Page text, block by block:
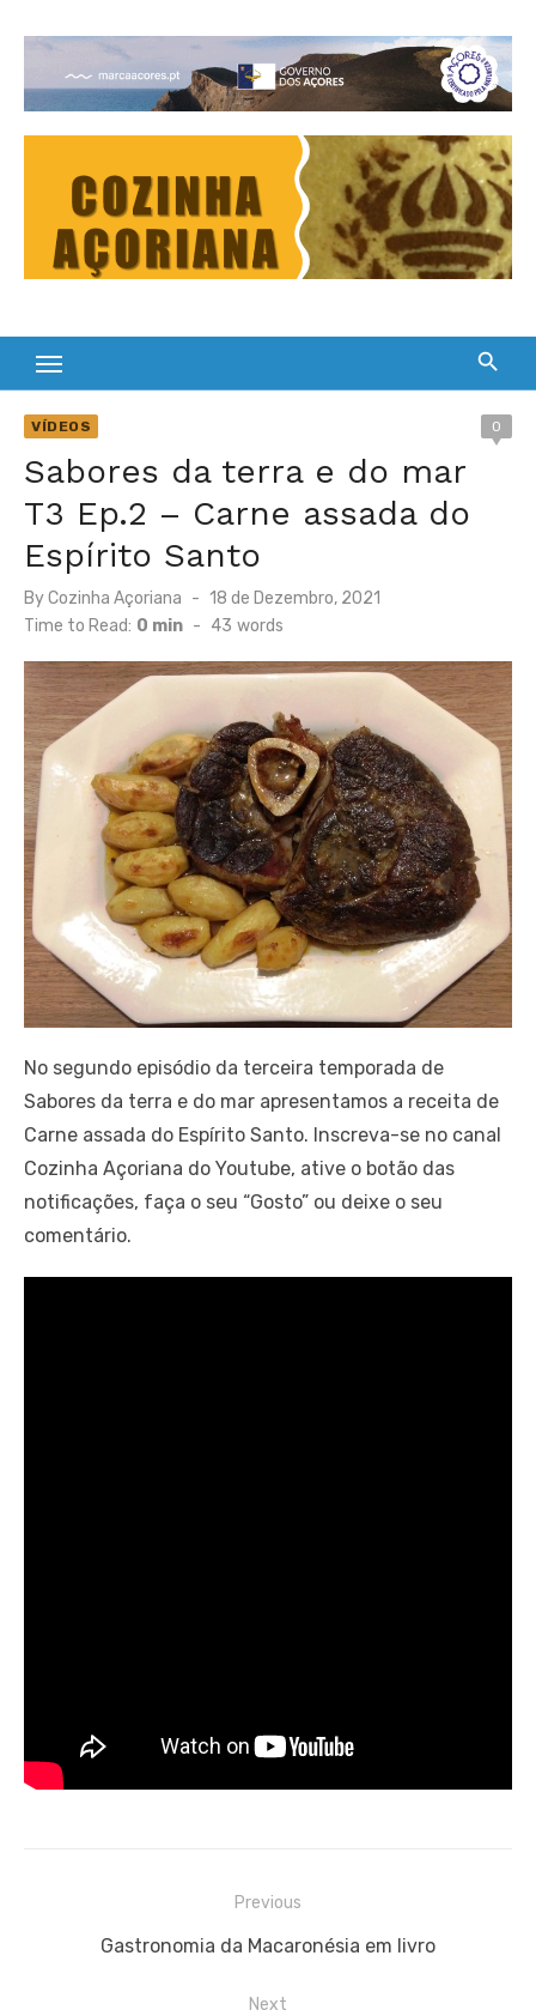
content
Cultura Gastronómica dos Açores
VÍDEOS 0
Sabores da terra e do mar
T3 Ep.2 – Carne assada do
Espírito Santo
ByCozinha Açoriana
Posted
on
18 de Dezembro, 2021
Time to Read: 0 min - 43 words
No segundo episódio da terceira temporada de
Sabores da terra e do mar apresentamos a receita de
Carne assada do Espírito Santo. Inscreva-se no canal
Cozinha Açoriana do Youtube, ative o botão das
notificações, faça o seu “Gosto” ou deixe o seu
comentário.
Previous
Previous
Gastronomia da Macaronésia em livro
Next